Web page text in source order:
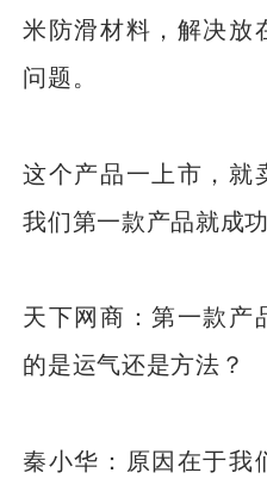
米防滑材料，解决放
问题。
这个产品一上市，就
我们第一款产品就成功
天下网商：第一款产
的是运气还是方法？
秦小华：原因在于我